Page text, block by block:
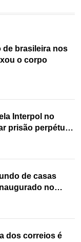
brasileira nos
o corpo
Interpol no
prisão perpétua
de casas
no
dos correios é